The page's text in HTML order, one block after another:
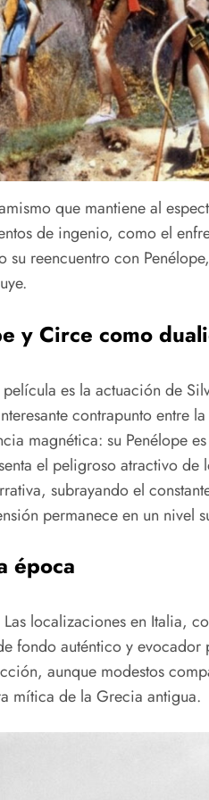
que mantiene al
de ingenio, como el
su reencuentro con
y Circe como
es la actuación de
contrapunto entre
magnética: su Penélope
el peligroso atractivo de
subrayando el
permanece en un nivel
época
localizaciones en Italia,
fondo auténtico y evocador
aunque modestos
mítica de la Grecia antigua.